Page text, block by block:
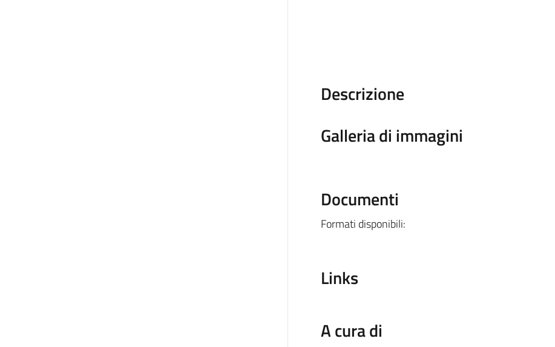
Descrizione
Galleria di immagini
Documenti
Formati disponibili:
Links
A cura di